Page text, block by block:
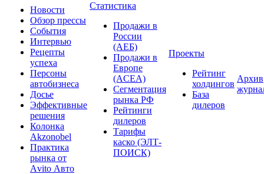
Новости
Обзор прессы
События
Интервью
Рецепты
успеха
Персоны
автобизнеса
Досье
Эффективные
решения
Колонка
Akzonobel
Практика
рынка от
Аvito Авто
Статистика
Продажи в
России
(АЕБ)
Продажи в
Европе
(ACEA)
Сегментация
рынка РФ
Рейтинги
дилеров
Тарифы
каско (ЭЛТ-
ПОИСК)
Проекты
Рейтинг
холдингов
База
дилеров
Архив